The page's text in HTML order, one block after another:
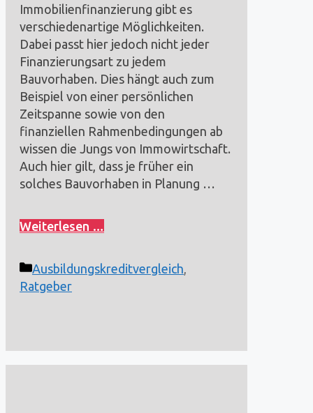
Immobilienfinanzierung gibt es
verschiedenartige Möglichkeiten.
Dabei passt hier jedoch nicht jeder
Finanzierungsart zu jedem
Bauvorhaben. Dies hängt auch zum
Beispiel von einer persönlichen
Zeitspanne sowie von den
finanziellen Rahmenbedingungen ab
wissen die Jungs von Immowirtschaft.
Auch hier gilt, dass je früher ein
solches Bauvorhaben in Planung …
Weiterlesen …
Kategorien
Ausbildungskreditvergleich,
Ratgeber